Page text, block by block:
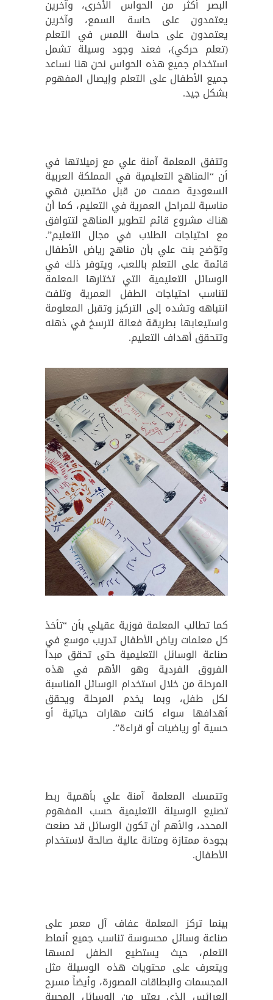
البصر أكثر من الحواس الأخرى، وآخرين
يعتمدون على حاسة السمع، وآخرين
يعتمدون على حاسة اللمس في التعلم
(تعلم حركي)، فعند وجود وسيلة تشمل
استخدام جميع هذه الحواس نحن هنا نساعد
جميع الأطفال على التعلم وإيصال المفهوم
بشكل جيد.
وتتفق المعلمة آمنة علي مع زميلاتها في
أن “المناهج التعليمية في المملكة العربية
السعودية صممت من قبل مختصين فهي
مناسبة للمراحل العمرية في التعليم، كما أن
هناك مشروع قائم لتطوير المناهج لتتوافق
مع احتياجات الطلاب في مجال التعليم”.
وتوّضح بنت علي بأن مناهج رياض الأطفال
قائمة على التعلم باللعب، ويتوفر ذلك في
الوسائل التعليمية التي تختارها المعلمة
لتناسب احتياجات الطفل العمرية وتلفت
انتباهه وتشده إلى التركيز وتقبل المعلومة
واستيعابها بطريقة فعالة لترسخ في ذهنه
وتتحقق أهداف التعليم.
كما تطالب المعلمة فوزية عقيلي بأن “تأخذ
كل معلمات رياض الأطفال تدريب موسع في
صناعة الوسائل التعليمية حتى تحقق مبدأ
الفروق الفردية وهو الأهم في هذه
المرحلة من خلال استخدام الوسائل المناسبة
لكل طفل، وبما يخدم المرحلة ويحقق
أهدافها سواء كانت مهارات حياتية أو
حسية أو رياضيات أو قراءة”.
وتتمسك المعلمة آمنة علي بأهمية ربط
تصنيع الوسيلة التعليمية حسب المفهوم
المحدد، والأهم أن تكون الوسائل قد صنعت
بجودة ممتازة ومتانة عالية صالحة لاستخدام
الأطفال.
بينما تركز المعلمة عفاف آل معمر على
صناعة وسائل محسوسة تناسب جميع أنماط
التعلم، حيث يستطيع الطفل لمسها
ويتعرف على محتويات هذه الوسيلة مثل
المجسمات والبطاقات المصورة، وأيضاً مسرح